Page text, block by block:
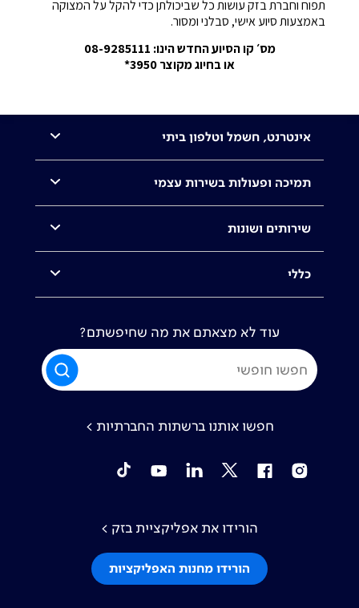
תפוח וחברת בזק עושות כל שביכולתן כדי להקל על המצוקה
באמצעות סיוע אישי, סבלני ומסור.
מס׳ קו הסיוע החדש הינו: 08-9285111
או בחיוג מקוצר 3950*
אינטרנט, חשמל וטלפון ביתי
תמיכה ופעולות בשירות עצמי
שירותים ושונות
כללי
עוד לא מצאתם את מה שחיפשתם?
חפשו אותנו ברשתות החברתיות >
Instagram
Facebook
Twitter
Linkedin
YouTube
tiktok
הורידו את אפליקציית בזק >
הורידו מחנות האפליקציות